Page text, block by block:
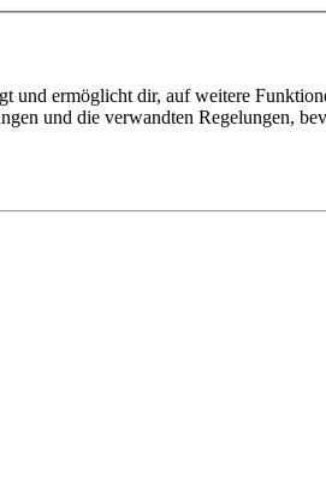
und ermöglicht dir, auf weitere
und die verwandten Regelungen,